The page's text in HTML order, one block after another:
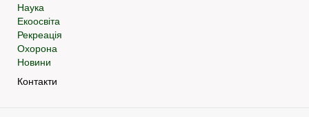
Наука
Екоосвіта
Рекреація
Охорона
Новини
Контакти